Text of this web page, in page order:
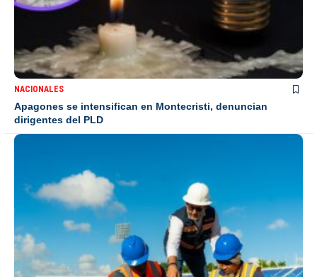
NACIONALES
Apagones se intensifican en Montecristi, denuncian
dirigentes del PLD